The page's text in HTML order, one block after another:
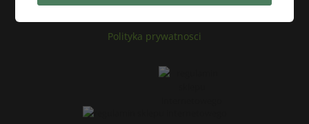
Polityka prywatnosci